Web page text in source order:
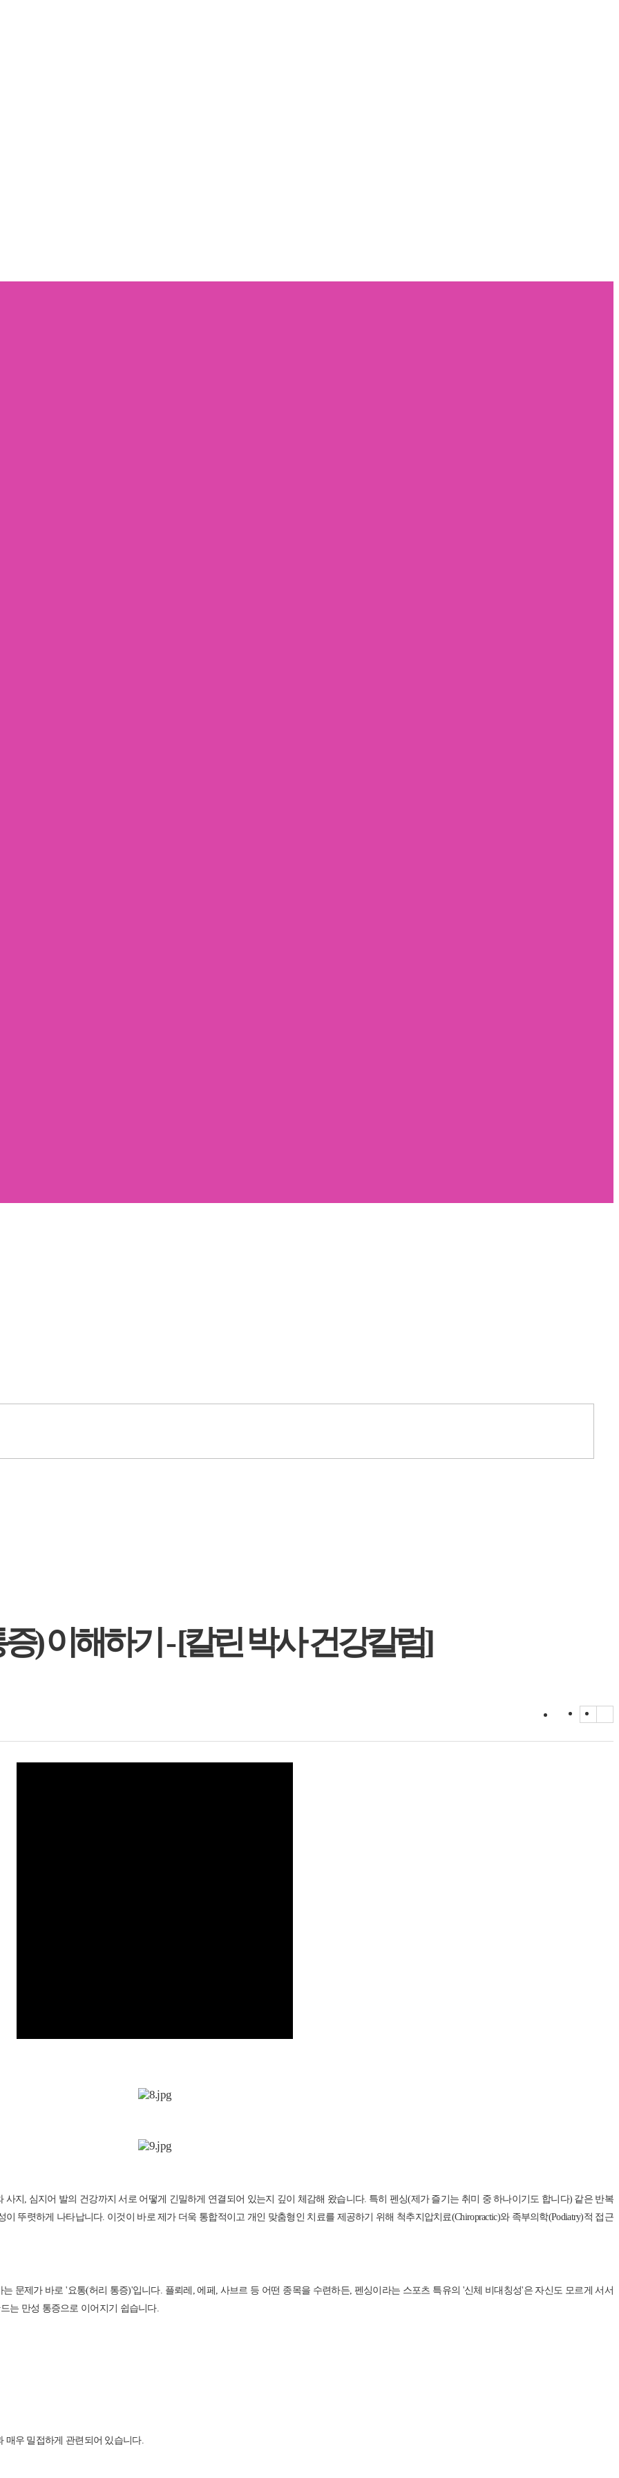
) 이해하기 - [칼린 박사 건강칼럼]
지, 심지어 발의 건강까지 서로 어떻게 긴밀하게 연결되어 있는지 깊이 체감해 왔습니다. 특히 펜싱(제가 즐기는 취미 중 하나이기도 합니다) 같은 반복
뚜렷하게 나타납니다. 이것이 바로 제가 더욱 통합적이고 개인 맞춤형인 치료를 제공하기 위해 척추지압치료(Chiropractic)와 족부의학(Podiatry)적 접근
문제가 바로 '요통(허리 통증)'입니다. 플뢰레, 에페, 사브르 등 어떤 종목을 수련하든, 펜싱이라는 스포츠 특유의 '신체 비대칭성'은 자신도 모르게 서서
는 만성 통증으로 이어지기 쉽습니다.
매우 밀접하게 관련되어 있습니다.